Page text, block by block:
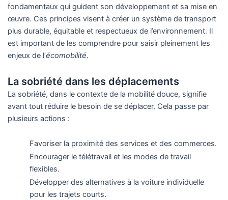
fondamentaux qui guident son développement et sa mise en
œuvre. Ces principes visent à créer un système de transport
plus durable, équitable et respectueux de l’environnement. Il
est important de les comprendre pour saisir pleinement les
enjeux de l’écomobilité.
La sobriété dans les déplacements
La sobriété, dans le contexte de la mobilité douce, signifie
avant tout réduire le besoin de se déplacer. Cela passe par
plusieurs actions :
Favoriser la proximité des services et des commerces.
Encourager le télétravail et les modes de travail
flexibles.
Développer des alternatives à la voiture individuelle
pour les trajets courts.